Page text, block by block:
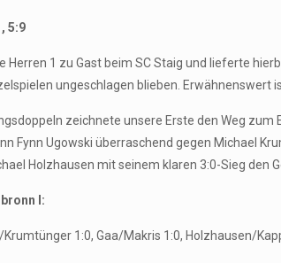
5:9
Herren 1 zu Gast beim SC Staig und lieferte
ungeschlagen blieben.
zeichnete unsere Erste den Weg
Fynn Ugowski überraschend gegen Michael
Holzhausen mit seinem klaren 3:0-Sieg den
I:
1:0, Gaa/Makris 1:0, Holzhausen/